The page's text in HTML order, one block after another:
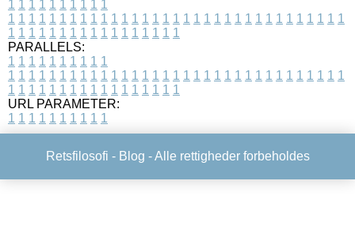
1 1 1 1 1 1 1 1 1 1
1 1 1 1 1 1 1 1 1 1 1 1 1 1 1 1 1 1 1 1 1 1 1 1 1 1 1 1 1 1 1 1 1
1 1 1 1 1 1 1 1 1 1 1 1 1 1 1 1 1
PARALLELS:
1 1 1 1 1 1 1 1 1 1
1 1 1 1 1 1 1 1 1 1 1 1 1 1 1 1 1 1 1 1 1 1 1 1 1 1 1 1 1 1 1 1 1
1 1 1 1 1 1 1 1 1 1 1 1 1 1 1 1 1
URL PARAMETER:
1 1 1 1 1 1 1 1 1 1
Retsfilosofi - Blog - Alle rettigheder forbeholdes